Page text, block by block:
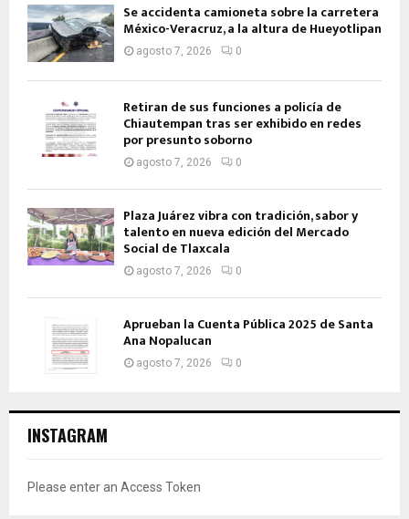
Se accidenta camioneta sobre la carretera
México-Veracruz, a la altura de Hueyotlipan
agosto 7, 2026 0
Retiran de sus funciones a policía de
Chiautempan tras ser exhibido en redes
por presunto soborno
agosto 7, 2026 0
Plaza Juárez vibra con tradición, sabor y
talento en nueva edición del Mercado
Social de Tlaxcala
agosto 7, 2026 0
Aprueban la Cuenta Pública 2025 de Santa
Ana Nopalucan
agosto 7, 2026 0
INSTAGRAM
Please enter an Access Token